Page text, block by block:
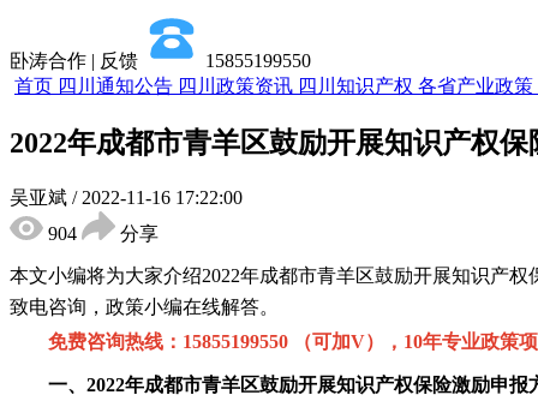
卧涛合作 | 反馈
15855199550
首页 四川通知公告 四川政策资讯 四川知识产权 各省产业政策
2022年成都市青羊区鼓励开展知识产权
吴亚斌 / 2022-11-16 17:22:00
904
分享
本文小编将为大家介绍2022年成都市青羊区鼓励开展知识产权
致电咨询，政策小编在线解答。
免费咨询热线： 15855199550 （可加V），10年专业政策
一、 2022年成都市青羊区鼓励开展知识产权保险激励申报